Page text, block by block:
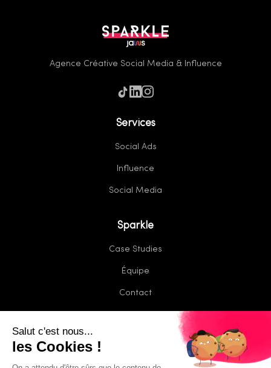
Agence Créative Social Media & Influence
Services
Social Ads
Influence
Social Media
Sparkle
Case Studies
Équipe
Contact